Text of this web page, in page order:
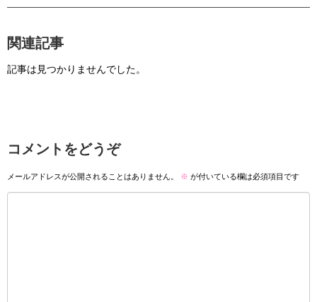
関連記事
記事は見つかりませんでした。
コメントをどうぞ
メールアドレスが公開されることはありません。 ※ が付いている欄は必須項目です